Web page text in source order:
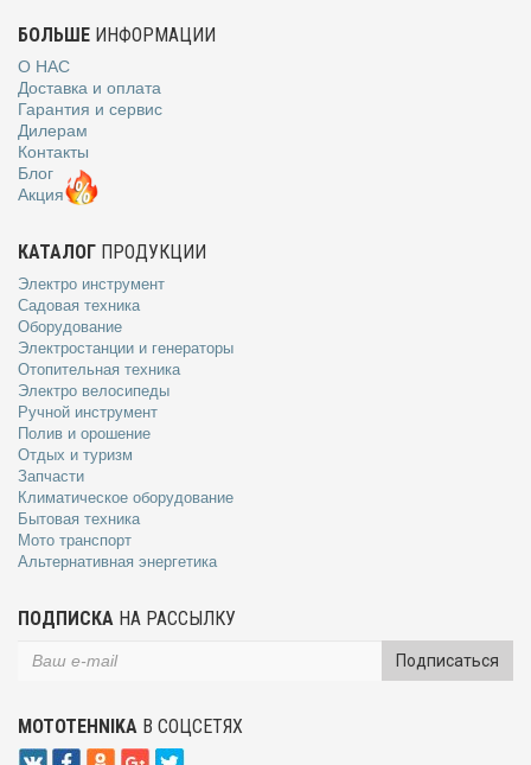
БОЛЬШЕ ИНФОРМАЦИИ
О НАС
Доставка и оплата
Гарантия и сервис
Дилерам
Контакты
Блог
Акция
КАТАЛОГ ПРОДУКЦИИ
Электро инструмент
Садовая техника
Оборудование
Электростанции и генераторы
Отопительная техника
Электро велосипеды
Ручной инструмент
Полив и орошение
Отдых и туризм
Запчасти
Климатическое оборудование
Бытовая техника
Мото транспорт
Альтернативная энергетика
ПОДПИСКА НА РАССЫЛКУ
Подписаться
MOTOTEHNIKA В СОЦСЕТЯХ